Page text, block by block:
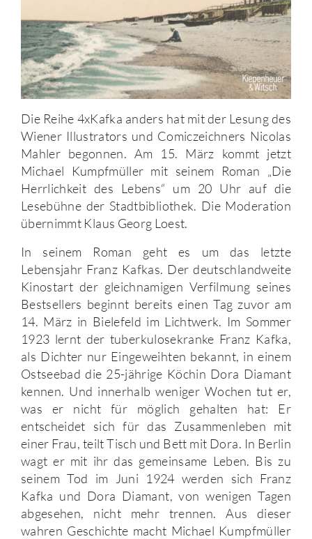
Die Reihe 4xKafka anders hat mit der Lesung des
Wiener Illustrators und Comiczeichners Nicolas
Mahler begonnen. Am 15. März kommt jetzt
Michael Kumpfmüller mit seinem Roman „Die
Herrlichkeit des Lebens“ um 20 Uhr auf die
Lesebühne der Stadtbibliothek. Die Moderation
übernimmt Klaus Georg Loest.
In seinem Roman geht es um das letzte
Lebensjahr Franz Kafkas. Der deutschlandweite
Kinostart der gleichnamigen Verfilmung seines
Bestsellers beginnt bereits einen Tag zuvor am
14. März in Bielefeld im Lichtwerk. Im Sommer
1923 lernt der tuberkulosekranke Franz Kafka,
als Dichter nur Eingeweihten bekannt, in einem
Ostseebad die 25-jährige Köchin Dora Diamant
kennen. Und innerhalb weniger Wochen tut er,
was er nicht für möglich gehalten hat: Er
entscheidet sich für das Zusammenleben mit
einer Frau, teilt Tisch und Bett mit Dora. In Berlin
wagt er mit ihr das gemeinsame Leben. Bis zu
seinem Tod im Juni 1924 werden sich Franz
Kafka und Dora Diamant, von wenigen Tagen
abgesehen, nicht mehr trennen. Aus dieser
wahren Geschichte macht Michael Kumpfmüller